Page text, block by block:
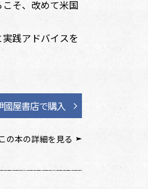
そ、改めて米国
践アドバイスを
國屋書店で購入
この本の詳細を見る